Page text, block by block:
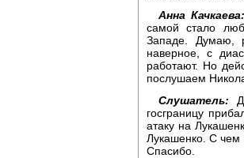
Анна
самой стало
Западе. Думаю,
наверное, с
работают. Но
послушаем
Слушатель:
госграницу
атаку на
Лукашенко. С чем
Спасибо.